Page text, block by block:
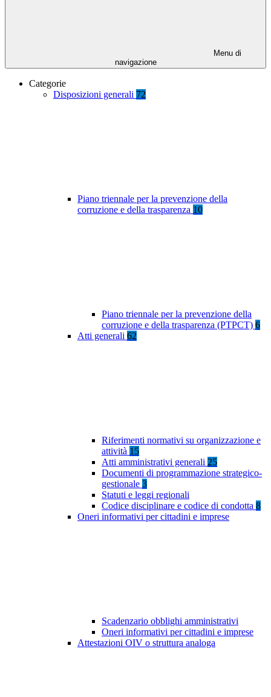
Menu di
navigazione
Categorie
Disposizioni generali 72
Piano triennale per la prevenzione della
corruzione e della trasparenza 10
Piano triennale per la prevenzione della
corruzione e della trasparenza (PTPCT) 6
Atti generali 62
Riferimenti normativi su organizzazione e
attività 15
Atti amministrativi generali 25
Documenti di programmazione strategico-
gestionale 3
Statuti e leggi regionali
Codice disciplinare e codice di condotta 8
Oneri informativi per cittadini e imprese
Scadenzario obblighi amministrativi
Oneri informativi per cittadini e imprese
Attestazioni OIV o struttura analoga